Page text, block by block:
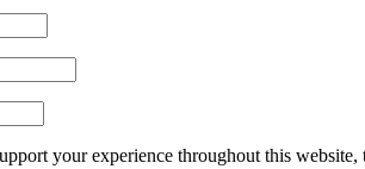
your experience throughout this